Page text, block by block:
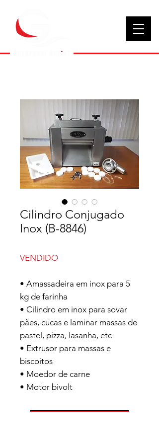
Cilindro Conjugado
Inox (B-8846)
VENDIDO
• Amassadeira em inox para 5
kg de farinha
• Cilindro em inox para sovar
pães, cucas e laminar massas de
pastel, pizza, lasanha, etc
• Extrusor para massas e
biscoitos
• Moedor de carne
• Motor bivolt
ENTRE EM CONTATO